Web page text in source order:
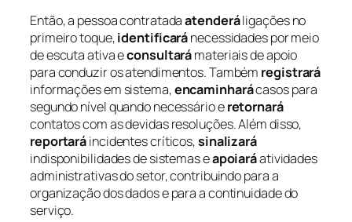
Então, a pessoa contratadaatenderáligações no
primeiro toque,identificaránecessidades por meio
de escuta ativa econsultarámateriais de apoio
para conduzir os atendimentos. Também registrará
informações em sistema,encaminharácasos para
segundo nível quando necessário eretornará
contatos com as devidas resoluções. Além disso,
reportaráincidentes críticos,sinalizará
indisponibilidades de sistemas eapoiaráatividades
administrativas do setor, contribuindo para a
organização dos dados e para a continuidade do
serviço.